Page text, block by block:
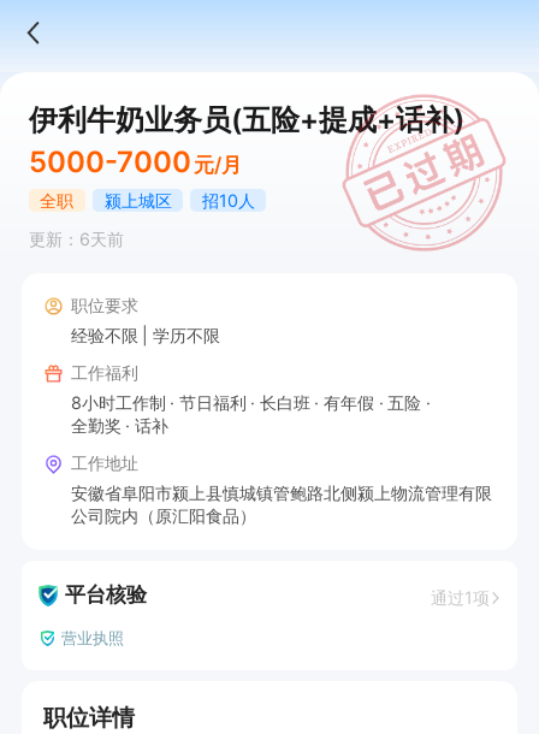
伊利牛奶业务员(五险+提成+话补)
5000-7000 元/月
全职 颍上城区
招10人
更新：6天前
职位要求
经验不限
学历不限
工作福利
8小时工作制
节日福利 长白班 有年假
五险
全勤奖
话补
工作地址
安徽省阜阳市颍上县慎城镇管鲍路北侧颍上物流管理有限
公司院内（原汇阳食品）
平台核验 通过1项
营业执照
职位详情